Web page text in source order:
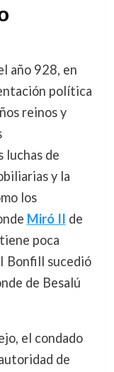
año 928, en
política
reinos y
luchas de
y la
los
Miró II de
poca
Bonfill sucedió
de Besalú
el condado
de